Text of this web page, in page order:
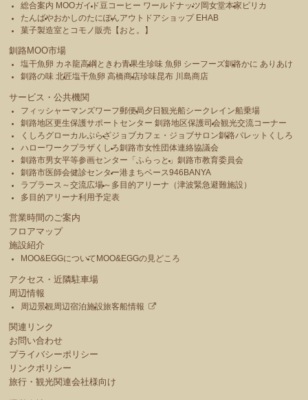
総合案内 MOOガイド豆コーヒー ワールドナッツ 岡女堂本家 ピリカ
たんばやおかしのたにぽんアウトドアショップ EHAB
菓子製造室とコモノ販売【おと。】
釧路MOO市場
塩干魚卵 カネ龍高綱 ときわ青果生珍味 魚卵 シーフーズ釧路かに ありあけ
釧路の味 北匠塩干魚卵 高橋商店珍味昆布 川島商店
サービス・公共機関
フィッシャーマンズワーフ郵便局夕日観光船シークレイン船乗場
釧路地区更生保護サポートセンター 釧路地区保護司会観光交流コーナー
くしろグローカルぷらざジョブカフェ・ジョブサロン釧路パレットくしろ
ハローワークプラザくしろ釧路市女性団体連絡協議会
釧路市男女平等参画センター「ふらっと」釧路市教育委員会
釧路市医師会健診センター港まちベース946BANYA
ラプラース～交流広場～ 多目的アリーナ（津波緊急避難施設）
多目的アリーナ利用予定表
営業時間のご案内
フロアマップ
施設紹介
MOO&EGGについて MOO&EGGの見どころ
アクセス・近隣駐車場
周辺情報
周辺景観 周辺宿泊施設旅客船情報
関連リンク
お問い合わせ
プライバシーポリシー
リンクポリシー
旅行・観光関連会社様向け